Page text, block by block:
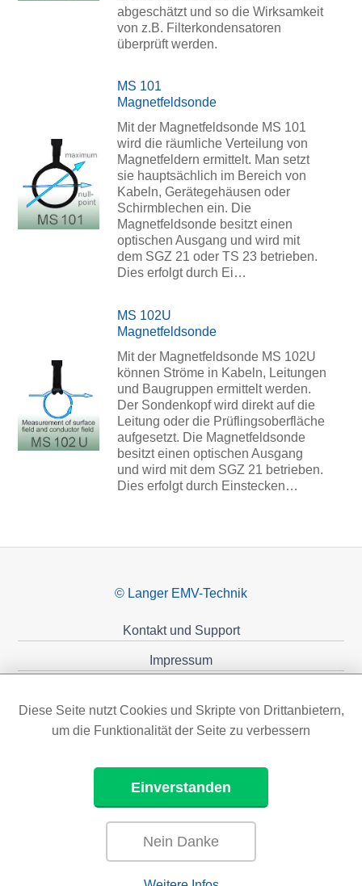
abgeschätzt und so die Wirksamkeit
von z.B. Filterkondensatoren
überprüft werden.
MS 101
Magnetfeldsonde
Mit der Magnetfeldsonde MS 101
wird die räumliche Verteilung von
Magnetfeldern ermittelt. Man setzt
sie hauptsächlich im Bereich von
Kabeln, Gerätegehäusen oder
Schirmblechen ein. Die
Magnetfeldsonde besitzt einen
optischen Ausgang und wird mit
dem SGZ 21 oder TS 23 betrieben.
Dies erfolgt durch Ei…
MS 102U
Magnetfeldsonde
Mit der Magnetfeldsonde MS 102U
können Ströme in Kabeln, Leitungen
und Baugruppen ermittelt werden.
Der Sondenkopf wird direkt auf die
Leitung oder die Prüflingsoberfläche
aufgesetzt. Die Magnetfeldsonde
besitzt einen optischen Ausgang
und wird mit dem SGZ 21 betrieben.
Dies erfolgt durch Einstecken…
© Langer EMV-Technik
Kontakt und Support
Impressum
Diese Seite nutzt Cookies und Skripte von Drittanbietern,
um die Funktionalität der Seite zu verbessern
Einverstanden
Nein Danke